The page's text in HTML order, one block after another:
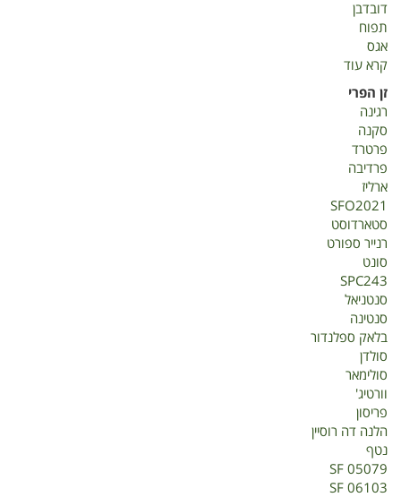
דובדבן
תפוח
אגס
קרא עוד
זן הפרי
רגינה
סקנה
פרטרד
פרדיבה
ארליז
SFO2021
סטארדוסט
רנייר ספורט
סונט
SPC243
סנטניאל
סנטינה
בלאק ספלנדור
סולדן
סולימאר
וורטיג'
פריסון
הלנה דה רוסיין
נטף
SF 05079
SF 06103